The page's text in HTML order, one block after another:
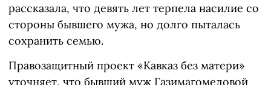
рассказала, что девять лет терпела насилие со
стороны бывшего мужа, но долго пыталась
сохранить семью.
Правозащитный проект «Кавказ без матери»
уточняет, что бывший муж Газимагомедовой